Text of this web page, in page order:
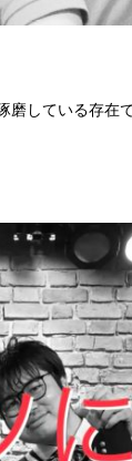
している存在